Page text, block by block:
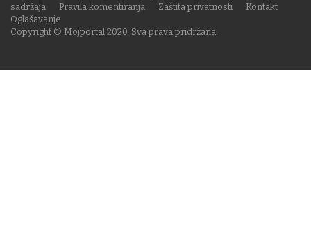
Copyright © Mojportal 2020. Sva prava pridržana.
sadržaja
Pravila komentiranja Zaštita privatnosti
Kontakt
Oglašavanje